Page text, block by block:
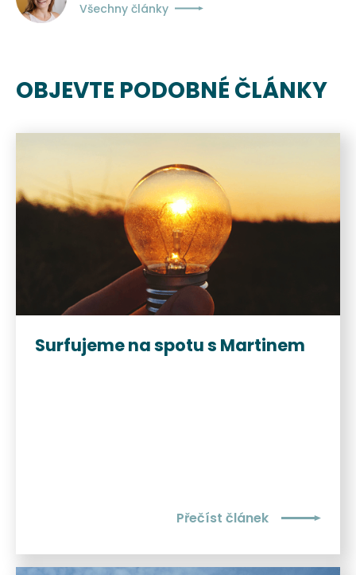
Všechny články
OBJEVTE PODOBNÉ ČLÁNKY
Surfujeme na spotu s Martinem
Přečíst článek